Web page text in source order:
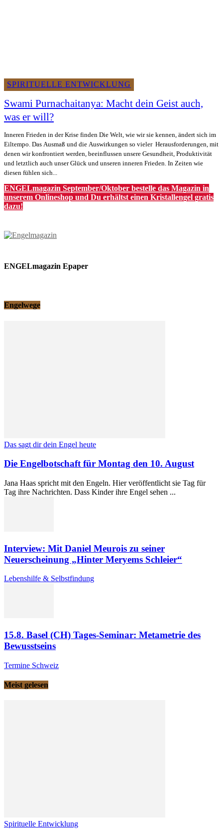
SPIRITUELLE ENTWICKLUNG
Swami Purnachaitanya: Macht dein Geist auch,
was er will?
Inneren Frieden in der Krise finden Die Welt, wie wir sie kennen, ändert sich im
Eiltempo. Das Ausmaß und die Auswirkungen so vieler Herausforderungen, mit
denen wir konfrontiert werden, beeinflussen unsere Gesundheit, Produktivität
und letztlich auch unser Glück und unseren inneren Frieden. In Zeiten wie
diesen fühlen sich...
ENGELmagazin September/Oktober bestelle das Magazin in
unserem Onlineshop und Du erhältst einen Kristallengel gratis
dazu!
ENGELmagazin Epaper
Engelwege
Das sagt dir dein Engel heute
Die Engelbotschaft für Montag den 10. August
Jana Haas spricht mit den Engeln. Hier veröffentlicht sie Tag für
Tag ihre Nachrichten. Dass Kinder ihre Engel sehen ...
Interview: Mit Daniel Meurois zu seiner
Neuerscheinung „Hinter Meryems Schleier“
Lebenshilfe & Selbstfindung
15.8. Basel (CH) Tages-Seminar: Metametrie des
Bewusstseins
Termine Schweiz
Meist gelesen
Spirituelle Entwicklung